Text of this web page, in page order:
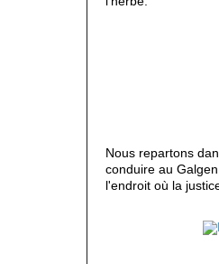
Nous repartons
conduire au
l'endroit où la